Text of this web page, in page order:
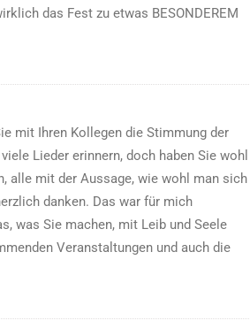
das Fest zu etwas BESONDEREM
mit Ihren Kollegen die Stimmung der
Lieder erinnern, doch haben Sie wohl
alle mit der Aussage, wie wohl man sich
danken. Das war für mich
was Sie machen, mit Leib und Seele
Veranstaltungen und auch die